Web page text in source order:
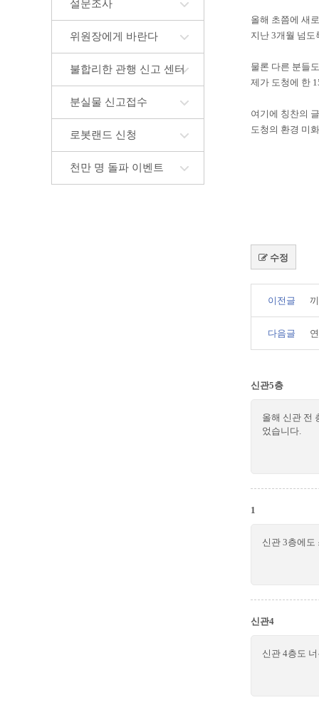
설문조사
위원장에게 바란다
불합리한 관행 신고 센터
분실물 신고접수
로봇랜드 신청
천만 명 돌파 이벤트
올해 초쯤에 새
지난 3개월 넘
물론 다른 분들
제가 도청에 한
여기에 칭찬의
도청의 환경 미
수정
이전글
다음글
신관5층
올해 신관 전
었습니다.
1
신관 3층에도
신관4
신관 4층도